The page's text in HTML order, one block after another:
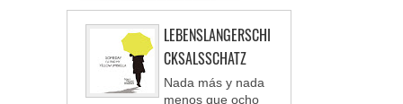
LEBENSLANGERSCHI
CKSALSSCHATZ
Nada más y nada
menos que ocho